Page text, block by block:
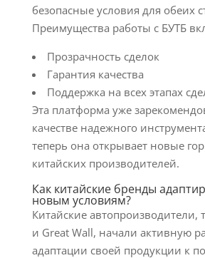
безопасные условия для обеих
Преимущества работы с БУТБ
Прозрачность сделок
Гарантия качества
Поддержка на всех этапах
Эта платформа уже
качестве надежного
теперь она открывает новые
китайских производителей.
Как китайские бренды
новым условиям?
Китайские автопроизводители,
и Great Wall, начали активную
адаптации своей продукции к